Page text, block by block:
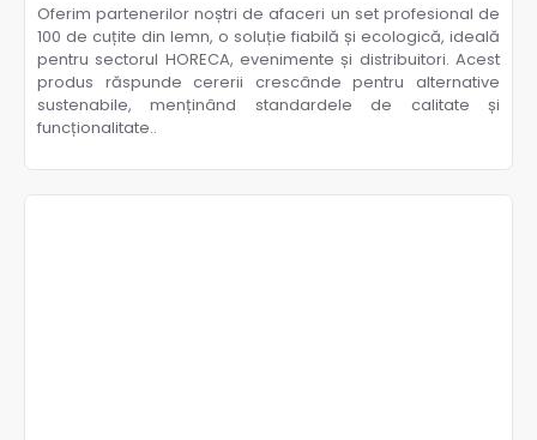
Oferim partenerilor noștri de afaceri un set profesional de
100 de cuțite din lemn, o soluție fiabilă și ecologică, ideală
pentru sectorul HORECA, evenimente și distribuitori. Acest
produs răspunde cererii crescânde pentru alternative
sustenabile, menținând standardele de calitate și
funcționalitate..